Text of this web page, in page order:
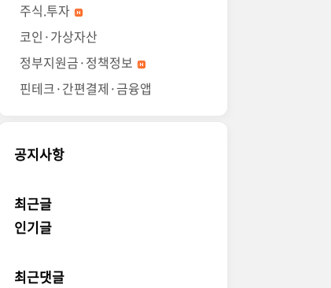
주식.투자
코인·가상자산
정부지원금·정책정보
핀테크·간편결제·금융앱
공지사항
최근글
인기글
최근댓글